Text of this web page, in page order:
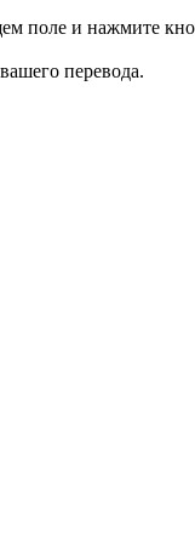
поле и нажмите
перевода.